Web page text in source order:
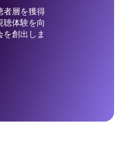
者層を獲得
聴体験を向
を創出しま